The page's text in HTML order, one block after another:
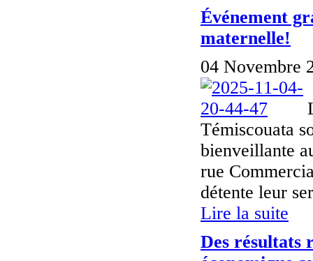
Événement
maternelle!
04 Novembre
Témiscouata
bienveillante
rue
détente leur
Lire la suite
Des résultats